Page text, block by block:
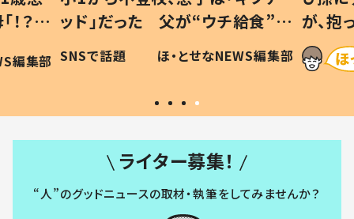
？」
編集部
ッド」だった 父が“ウチ給食”を
作り続ける理由とは #令和の親
#令和の子
SNSで話題 ほ・とせなNEWS編集部
が、
「涙が
い」
ライター募集！
“人”のグッドニュースの取材・執筆をしてみませんか？